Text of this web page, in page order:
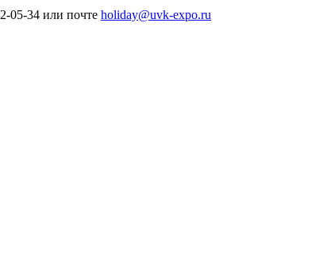
05-34 или почте holiday@uvk-expo.ru